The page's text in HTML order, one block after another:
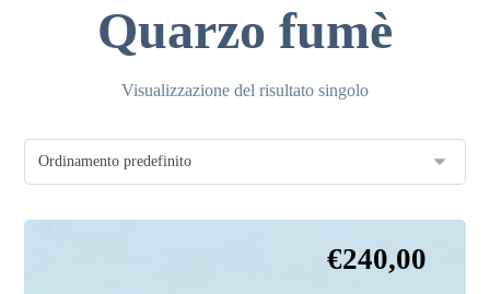
Quarzo fumè
Visualizzazione del risultato singolo
€240,00